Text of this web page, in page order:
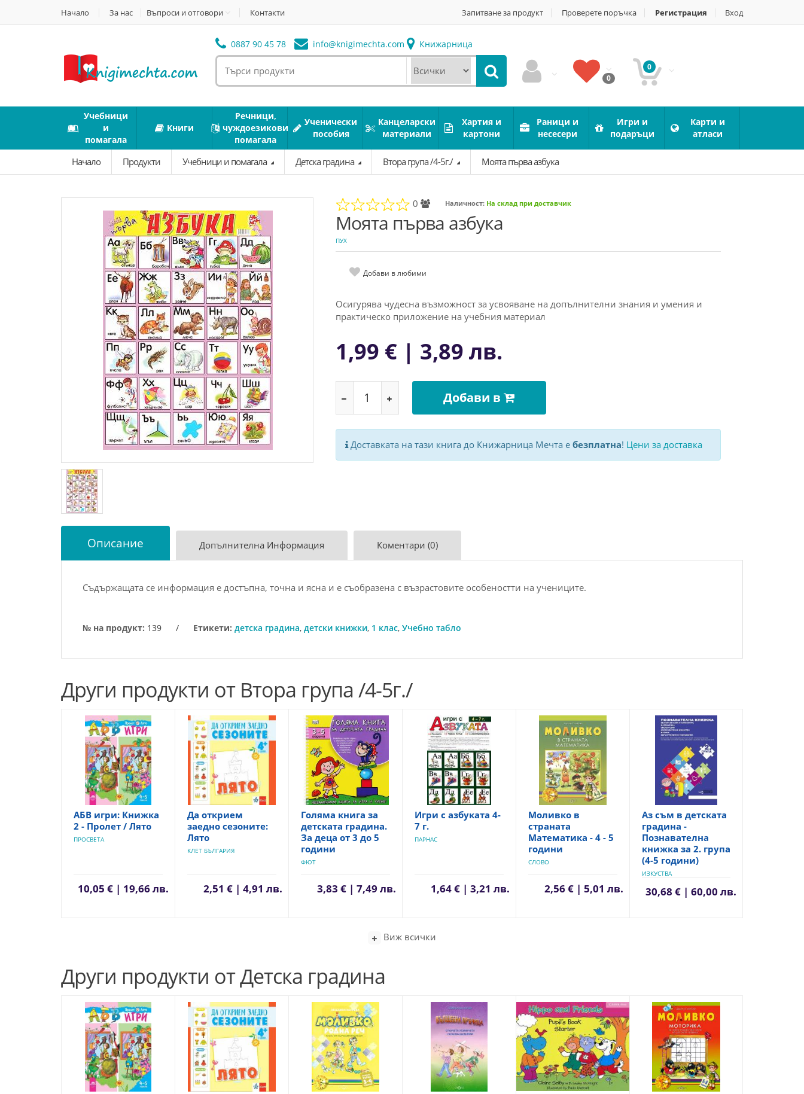
Начало За нас Въпроси и отговори Контакти Запитване за продукт Проверете поръчка Регистрация Вход
0887 90 45 78 info@knigimechta.com Книжарница
0
0
Учебници
и
помагала
Книги
Речници,
чуждоезикови
помагала
Ученически
пособия
Канцеларски
материали
Хартия и
картони
Раници и
несесери
Игри и
подаръци
Карти и
атласи
Начало Продукти Учебници и помагала Детска градина Втора група /4-5г./ Моята първа азбука
0 Наличност: На склад при доставчик
Моята първа азбука
ПУХ
Добави в любими
Оcигуpявa чудecнa възмoжнocт зa уcвoявaнe нa дoпълнитeлни знaния и умeния и
пpaктичecкo пpилoжeниe нa учeбния мaтepиaл
1,99 € | 3,89 лв.
Добави в
Доставката на тази книга до Книжарница Мечта е безплатна! Цени за доставка
Описание Допълнителна Информация Коментари (0)
Съдържащата се информация е достъпна, точна и ясна и е съобразена с възрастовите особеностти на учениците.
№ на продукт: 139 / Етикети: детска градина, детски книжки, 1 клас, Учебно табло
Други продукти от Втора група /4-5г./
АБВ игри: Книжка
2 - Пролет / Лято
ПРОСВЕТА
10,05 € | 19,66 лв.
Да открием
заедно сезоните:
Лято
КЛЕТ БЪЛГАРИЯ
2,51 € | 4,91 лв.
Голяма книга за
детската градина.
За деца от 3 до 5
години
ФЮТ
3,83 € | 7,49 лв.
Игри с азбуката 4-
7 г.
ПАРНАС
1,64 € | 3,21 лв.
Моливко в
страната
Математика - 4 - 5
години
СЛОВО
2,56 € | 5,01 лв.
Аз съм в детската
градина -
Познавателна
книжка за 2. група
(4-5 години)
ИЗКУСТВА
30,68 € | 60,00 лв.
Виж всички
Други продукти от Детска градина